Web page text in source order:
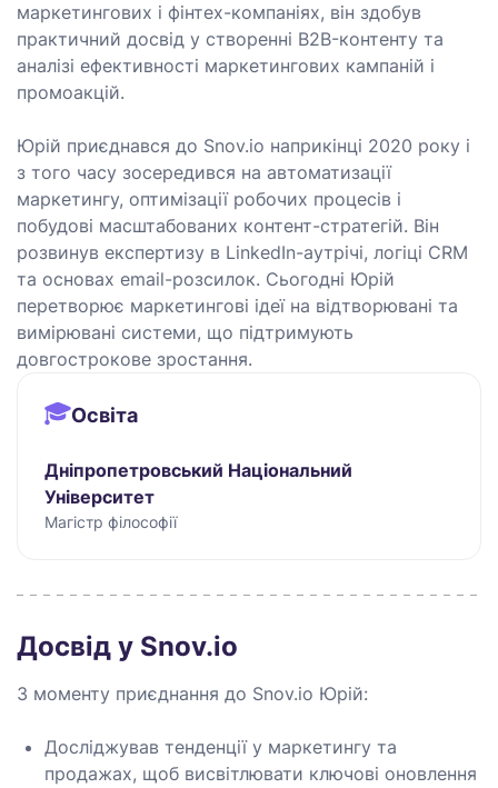
маркетингових і фінтех-компаніях, він здобув
практичний досвід у створенні B2B-контенту та
аналізі ефективності маркетингових кампаній і
промоакцій.
Юрій приєднався до Snov.io наприкінці 2020 року і
з того часу зосередився на автоматизації
маркетингу, оптимізації робочих процесів і
побудові масштабованих контент-стратегій. Він
розвинув експертизу в LinkedIn-аутрічі, логіці CRM
та основах email-розсилок. Сьогодні Юрій
перетворює маркетингові ідеї на відтворювані та
вимірювані системи, що підтримують
довгострокове зростання.
Освіта
Дніпропетровський Національний
Університет
Магістр філософії
Досвід у Snov.io
З моменту приєднання до Snov.io Юрій:
Досліджував тенденції у маркетингу та
продажах, щоб висвітлювати ключові оновлення